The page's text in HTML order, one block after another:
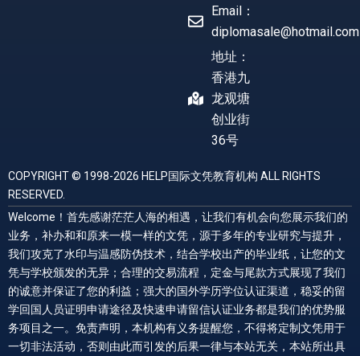
Email：
diplomasale@hotmail.com
地址：
香港九
龙观塘
创业街
36号
COPYRIGHT © 1998-2026 HELP国际文凭教育机构 ALL RIGHTS
RESERVED.
Welcome！首先感谢茫茫人海的相遇，让我们有机会向您展示我们的
业务，补办和和原来一模一样的文凭，源于多年的专业研究与提升，
我们攻克了水印与温感防伪技术，结合学校出产的毕业纸，让您的文
凭与学校颁发的无异；合理的交易流程，定金与尾款方式展现了我们
的诚意并保证了您的利益；强大的国外学历学位认证渠道，稳妥的留
学回国人员证明申请途径及快速申请留信认证业务都是我们的优势服
务项目之一。免责声明，本机构有义务提醒您，不得将定制文凭用于
一切非法活动，否则由此而引发的后果一律与本站无关，本站所出具